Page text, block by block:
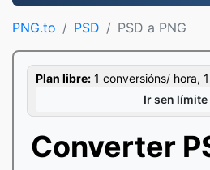
PNG.to PSD PSD a PNG
Plan libre: 1 conversións/ hora,
Ir sen
Converter